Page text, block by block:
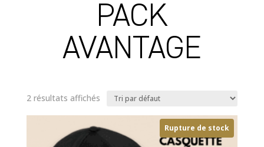
PACK
AVANTAGE
2 résultats affichés
Rupture de stock